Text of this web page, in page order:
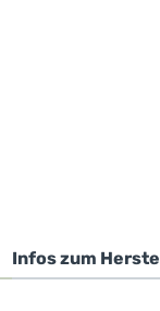
Infos zum